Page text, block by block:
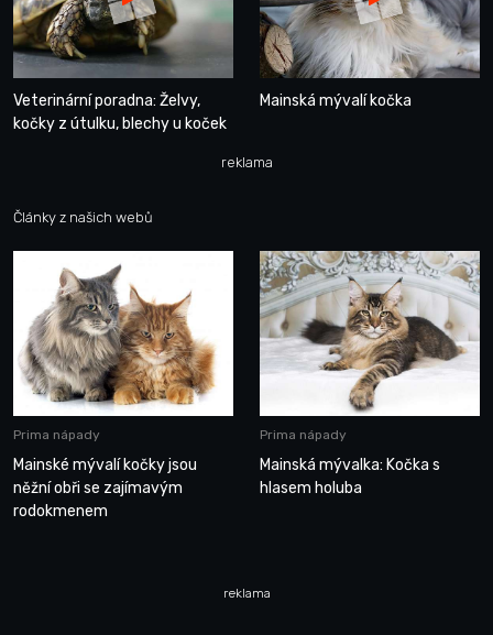
Veterinární poradna: Želvy,
kočky z útulku, blechy u koček
Mainská mývalí kočka
reklama
Články z našich webů
Prima nápady
Mainské mývalí kočky jsou
něžní obři se zajímavým
rodokmenem
Prima nápady
Mainská mývalka: Kočka s
hlasem holuba
reklama